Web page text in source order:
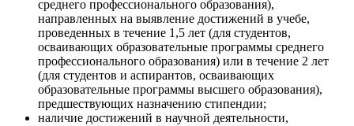
среднего профессионального образования),
направленных на выявление достижений в учебе,
проведенных в течение 1,5 лет (для студентов,
осваивающих образовательные программы среднего
профессионального образования) или в течение 2 лет
(для студентов и аспирантов, осваивающих
образовательные программы высшего образования),
предшествующих назначению стипендии;
наличие достижений в научной деятельности,